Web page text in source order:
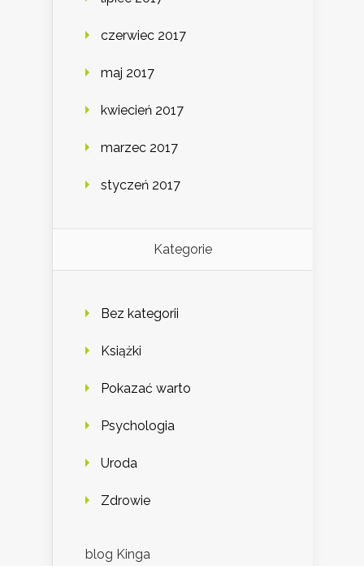
czerwiec 2017
maj 2017
kwiecień 2017
marzec 2017
styczeń 2017
Kategorie
Bez kategorii
Książki
Pokazać warto
Psychologia
Uroda
Zdrowie
blog Kinga